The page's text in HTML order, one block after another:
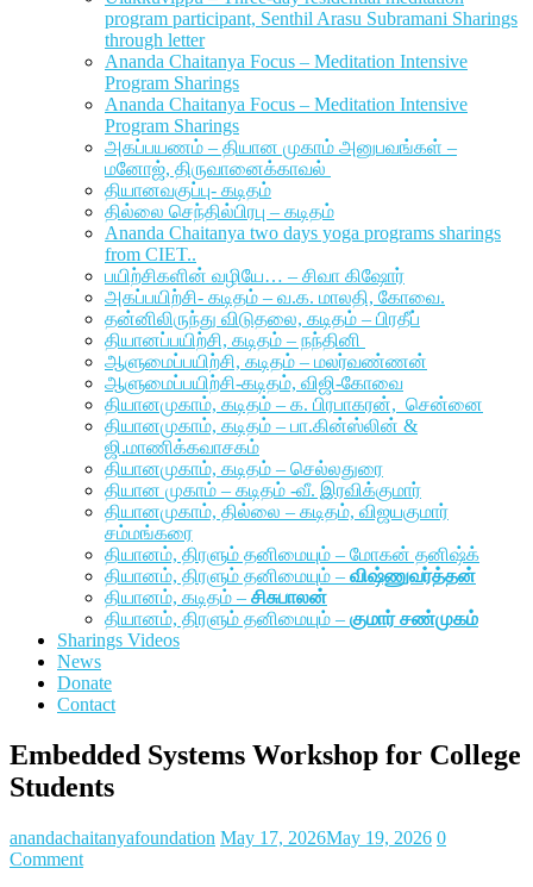
program participant, Senthil Arasu Subramani Sharings
through letter
Ananda Chaitanya Focus – Meditation Intensive
Program Sharings
Ananda Chaitanya Focus – Meditation Intensive
Program Sharings
அகப்பயணம் – தியான முகாம் அனுபவங்கள் –
மனோஜ், திருவானைக்காவல்
தியானவகுப்பு- கடிதம்
தில்லை செந்தில்பிரபு – கடிதம்
Ananda Chaitanya two days yoga programs sharings
from CIET..
பயிற்சிகளின் வழியே… – சிவா கிஷோர்
அகப்பயிற்சி- கடிதம் – வ.க. மாலதி, கோவை.
தன்னிலிருந்து விடுதலை, கடிதம் – பிரதீப்
தியானப்பயிற்சி, கடிதம் – நந்தினி
ஆளுமைப்பயிற்சி, கடிதம் – மலர்வண்ணன்
ஆளுமைப்பயிற்சி-கடிதம், விஜி-கோவை
தியானமுகாம், கடிதம் – க. பிரபாகரன், சென்னை
தியானமுகாம், கடிதம் – பா.கின்ஸ்லின் &
ஜி.மாணிக்கவாசகம்
தியானமுகாம், கடிதம் – செல்லதுரை
தியான முகாம் – கடிதம் -வீ. இரவிக்குமார்
தியானமுகாம், தில்லை – கடிதம், விஜயகுமார்
சம்மங்கரை
தியானம், திரளும் தனிமையும் – மோகன் தனிஷ்க்
தியானம், திரளும் தனிமையும் – விஷ்ணுவர்த்தன்
தியானம், கடிதம் – சிசுபாலன்
தியானம், திரளும் தனிமையும் – குமார் சண்முகம்
Sharings Videos
News
Donate
Contact
Embedded Systems Workshop for College
Students
anandachaitanyafoundation May 17, 2026May 19, 2026 0
Comment